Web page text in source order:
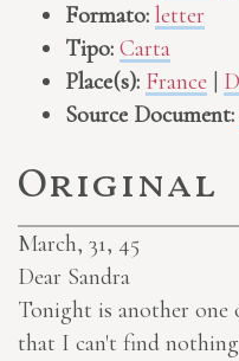
Formato: letter
Tipo: Carta
Place(s): France
Source Document:
Original
March, 31, 45
Dear Sandra
Tonight is another one
that I can't find